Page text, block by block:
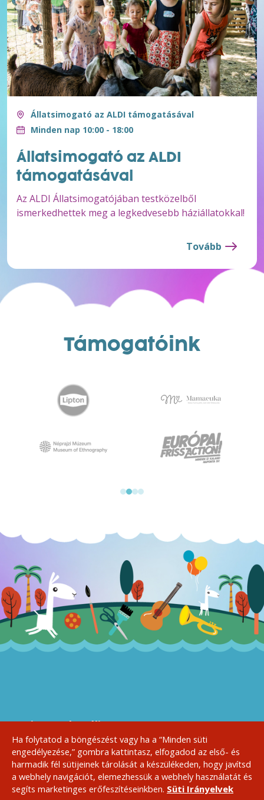
Állatsimogató az ALDI támogatásával
Minden nap 10:00 - 18:00
Állatsimogató az ALDI
támogatásával
Az ALDI Állatsimogatójában testközelből
ismerkedhettek meg a legkedvesebb háziállatokkal!
Tovább
Támogatóink
SajtóHázirend, ÁSZFKapcsolatSzponzoroknak
A Sziget Kulturális
Szervezőiroda bemutatja:
Ha folytatod a böngészést vagy ha a “Minden süti
engedélyezése,” gombra kattintasz, elfogadod az első- és
harmadik fél sütijeinek tárolását a készülékeden, hogy javítsd
a webhely navigációt, elemezhessük a webhely használatát és
segíts marketinges erőfeszítéseinkben. Süti Irányelvek